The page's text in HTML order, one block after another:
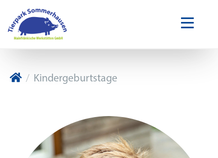
Tierpark Sommerhausen
Kindergeburtstage